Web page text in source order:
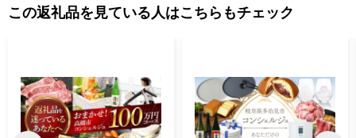
この返礼品を見ている人はこちらもチェック